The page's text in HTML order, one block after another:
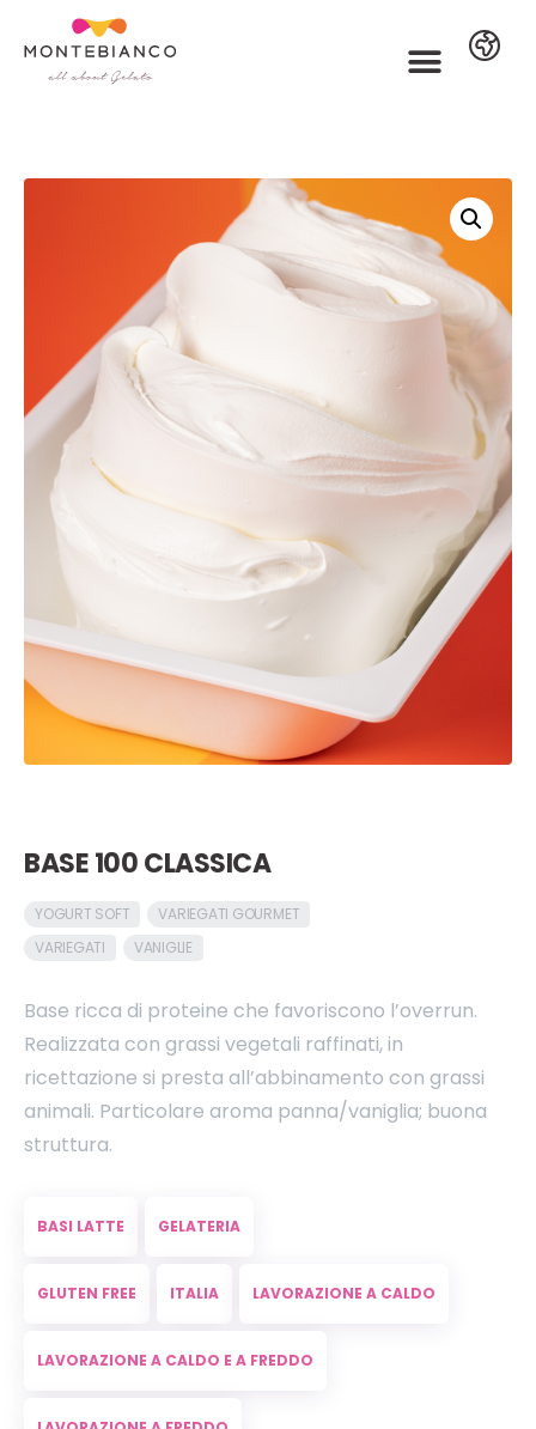
BASE 100 CLASSICA
YOGURT SOFT
VARIEGATI GOURMET
VARIEGATI
VANIGLIE
Base ricca di proteine che favoriscono l’overrun.
Realizzata con grassi vegetali raffinati, in
ricettazione si presta all’abbinamento con grassi
animali. Particolare aroma panna/vaniglia; buona
struttura.
BASI LATTE GELATERIA
GLUTEN FREE ITALIA LAVORAZIONE A CALDO
LAVORAZIONE A CALDO E A FREDDO